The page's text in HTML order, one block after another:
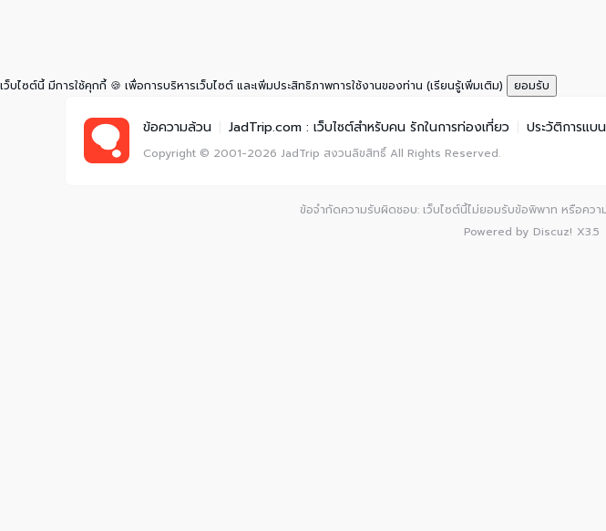
เว็บไซต์นี้ มีการใช้คุกกี้ 🍪 เพื่อการบริหารเว็บไซต์ และเพิ่มประสิทธิภาพการใช้งานของท่าน (เรียนรู้เพิ่มเติม) ยอมรับ
ข้อความล้วน JadTrip.com : เว็บไซต์สำหรับคน รักในการท่องเที่ยว ประวัติการแบน
Copyright © 2001-2026 JadTrip สงวนลิขสิทธิ์ All Rights Reserved.
ข้อจำกัดความรับผิดชอบ: เว็บไซต์นี้ไม่ยอมรับข้อพิพาท หรือคว
Powered by Discuz! X3.5